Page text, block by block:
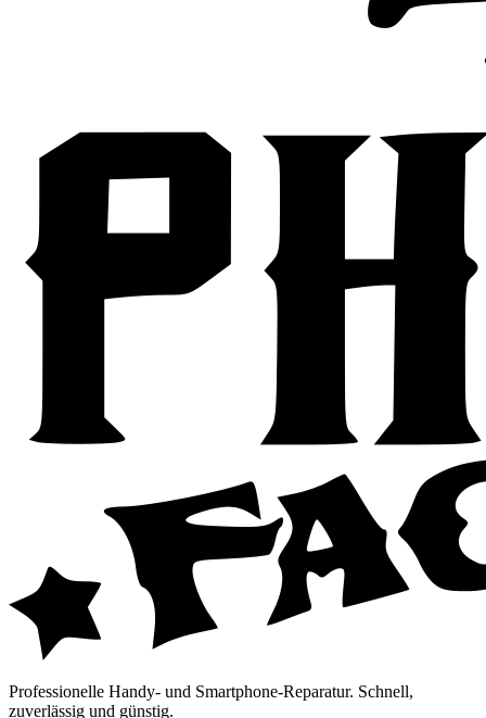
Professionelle Handy- und Smartphone-Reparatur. Schnell,
zuverlässig und günstig.